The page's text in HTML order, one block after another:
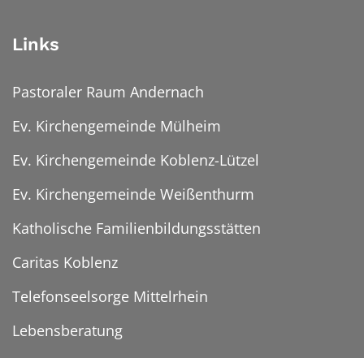
Links
Pastoraler Raum Andernach
Ev. Kirchengemeinde Mülheim
Ev. Kirchengemeinde Koblenz-Lützel
Ev. Kirchengemeinde Weißenthurm
Katholische Familienbildungsstätten
Caritas Koblenz
Telefonseelsorge Mittelrhein
Lebensberatung